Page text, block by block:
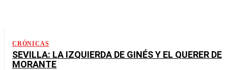
CRÓNICAS
SEVILLA: LA IZQUIERDA DE GINÉS Y EL QUERER DE
MORANTE